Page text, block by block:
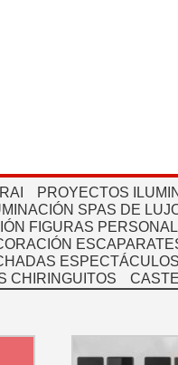
PROYECTOS
SPAS DE
FIGURAS
CHIRINGUITOS